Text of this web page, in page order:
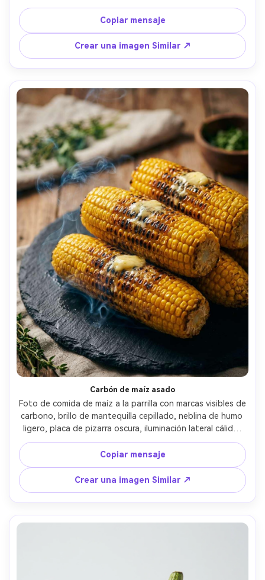
fondo blanco aireado, luz de ventana suave, sombras
naturales, aspecto de lente de 35 mm, venas de hoja
realistas y humedad, estética de estilo de vida limpio y
saludable- -ar 4:5
Copiar mensaje
Crear una imagen Similar ↗
Carbón de maíz asado
Foto de comida de maíz a la parrilla con marcas visibles de
carbono, brillo de mantequilla cepillado, neblina de humo
ligero, placa de pizarra oscura, iluminación lateral cálida,
profundidad de campo poco profunda, tomada en Canon
EOS R6, apariencia 85 mm f/1.8, fotorealista, apetitosa
calificación de color-AR 4:5
Copiar mensaje
Crear una imagen Similar ↗